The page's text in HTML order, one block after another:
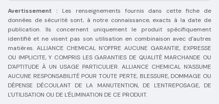
Avertissement :
Les renseignements fournis dans cette fiche de
données de sécurité sont, à notre connaissance, exacts à la date de
publication. Ils concernent uniquement le produit spécifiquement
identifié et ne visent pas son utilisation en combinaison avec d'autres
matières. ALLIANCE CHEMICAL N'OFFRE AUCUNE GARANTIE, EXPRESSE
OU IMPLICITE, Y COMPRIS LES GARANTIES DE QUALITÉ MARCHANDE OU
D'APTITUDE À UN USAGE PARTICULIER. ALLIANCE CHEMICAL N'ASSUME
AUCUNE RESPONSABILITÉ POUR TOUTE PERTE, BLESSURE, DOMMAGE OU
DÉPENSE DÉCOULANT DE LA MANUTENTION, DE L'ENTREPOSAGE, DE
L'UTILISATION OU DE L'ÉLIMINATION DE CE PRODUIT.